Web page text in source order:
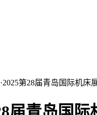
第28届青岛国际机床